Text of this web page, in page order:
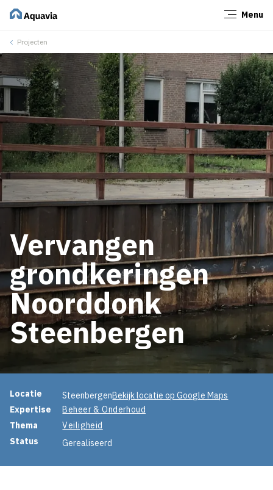
Menu
Projecten
Vervangen
grondkeringen
Noorddonk
Steenbergen
Projectinformatie
Locatie SteenbergenBekijk locatie op Google Maps
Expertise
Beheer & Onderhoud
Thema
Veiligheid
Status
Gerealiseerd
Sluiten